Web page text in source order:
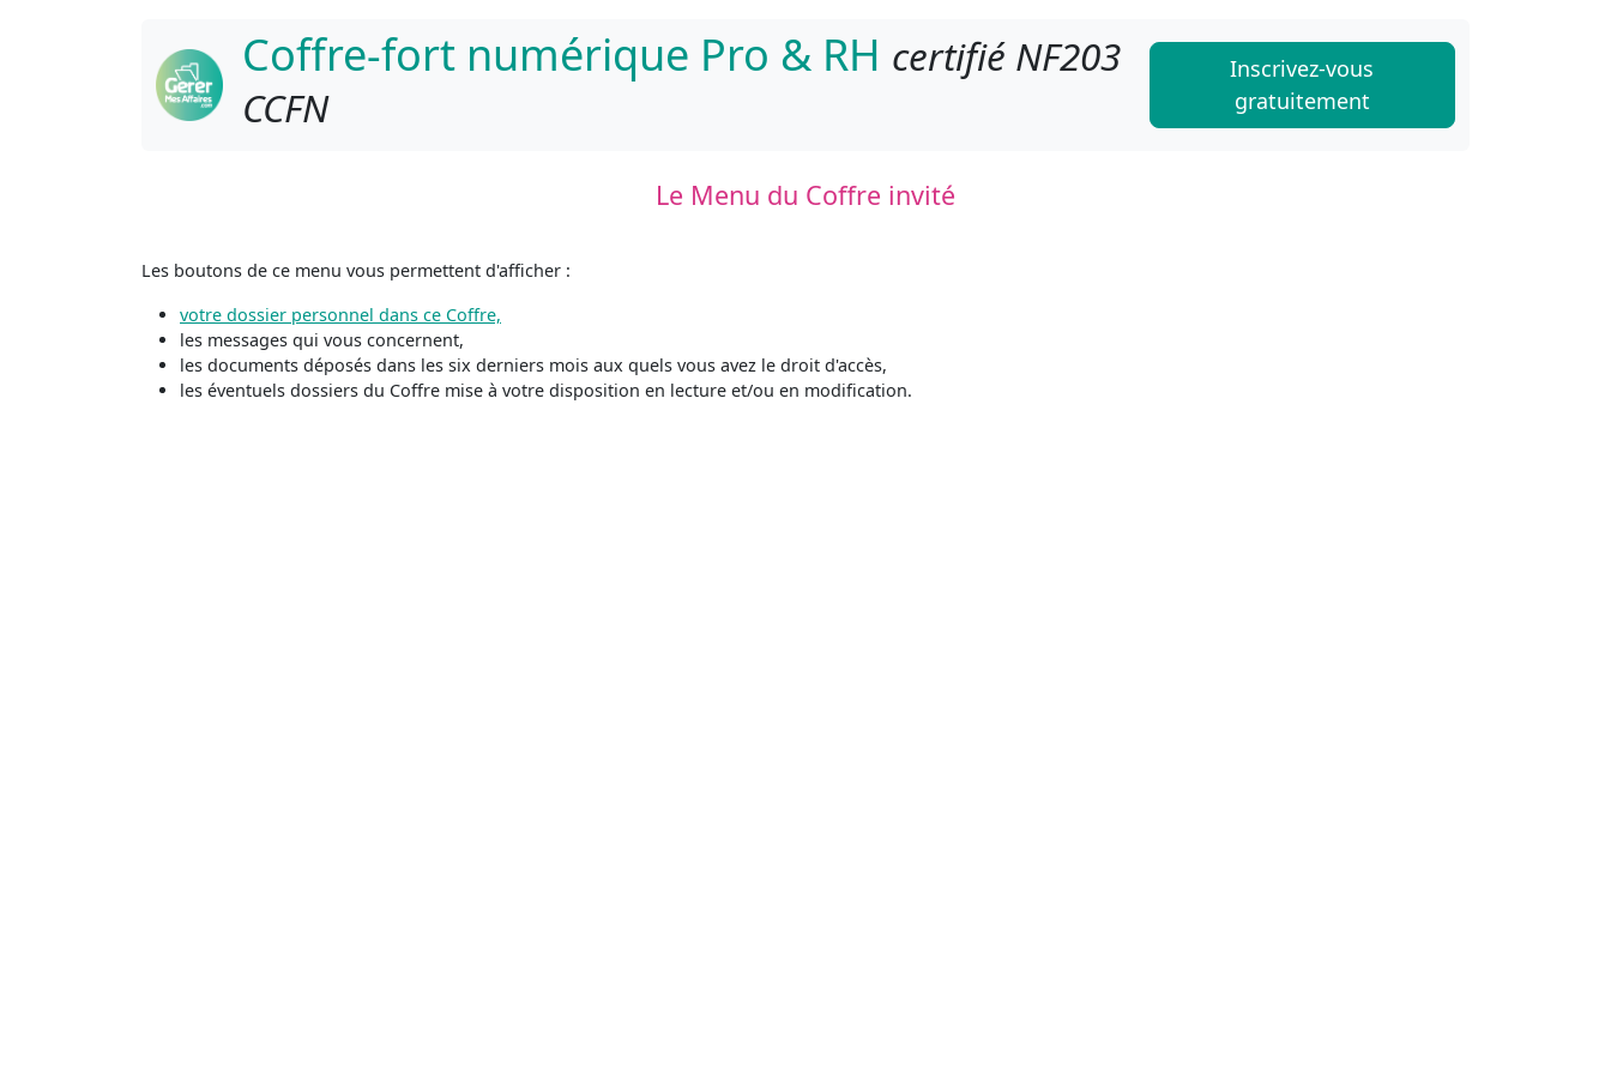
Coffre-fort numérique Pro & RH certifié NF203
CCFN
Inscrivez-vous
gratuitement
Le Menu du Coffre invité
Les boutons de ce menu vous permettent d'afficher :
votre dossier personnel dans ce Coffre,
les messages qui vous concernent,
les documents déposés dans les six derniers mois aux quels vous avez le droit d'accès,
les éventuels dossiers du Coffre mise à votre disposition en lecture et/ou en modification.